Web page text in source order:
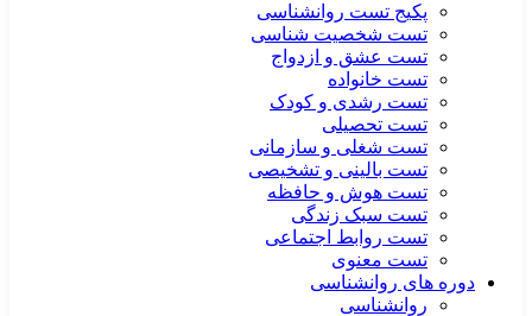
پکیج تست روانشناسی
تست شخصیت شناسی
تست عشق و ازدواج
تست خانواده
تست رشدی و کودک
تست تحصیلی
تست شغلی و سازمانی
تست بالینی و تشخیصی
تست هوش و حافظه
تست سبک زندگی
تست روابط اجتماعی
تست معنوی
دوره های روانشناسی
روانشناسی